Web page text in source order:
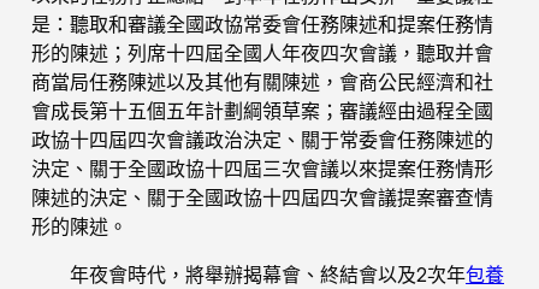
是：聽取和審議全國政協常委會任務陳述和提案任務情
形的陳述；列席十四屆全國人年夜四次會議，聽取并會
商當局任務陳述以及其他有關陳述，會商公民經濟和社
會成長第十五個五年計劃綱領草案；審議經由過程全國
政協十四屆四次會議政治決定、關于常委會任務陳述的
決定、關于全國政協十四屆三次會議以來提案任務情形
陳述的決定、關于全國政協十四屆四次會議提案審查情
形的陳述。
年夜會時代，將舉辦揭幕會、終結會以及2次年包養